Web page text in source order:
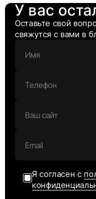
У вас
Оставьте свой
свяжутся с вами в
Я согласен с